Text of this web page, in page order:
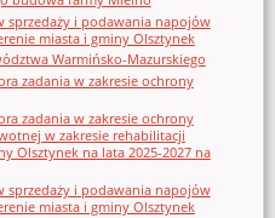
i podawania napojów
miasta i gminy Olsztynek
Warmińsko-Mazurskiego
zadania w zakresie ochrony
zadania w zakresie ochrony
w zakresie rehabilitacji
Olsztynek na lata 2025-2027 na
i podawania napojów
miasta i gminy Olsztynek